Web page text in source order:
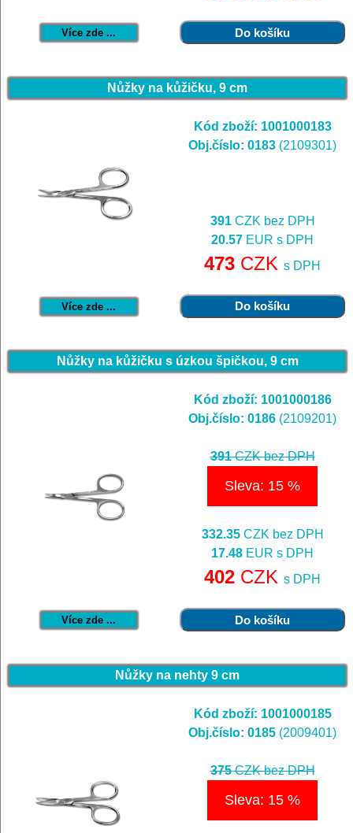
Více zde ...
Nůžky na kůžičku, 9 cm
Kód zboží: 1001000183
Obj.číslo: 0183 (2109301)
391CZK bez DPH
20.57 EUR s DPH
473 CZK s DPH
Více zde ...
Nůžky na kůžičku s úzkou špičkou, 9 cm
Kód zboží: 1001000186
Obj.číslo: 0186 (2109201)
391CZK bez DPH
Sleva: 15 %
332.35CZK bez DPH
17.48 EUR s DPH
402 CZK s DPH
Více zde ...
Nůžky na nehty 9 cm
Kód zboží: 1001000185
Obj.číslo: 0185 (2009401)
375CZK bez DPH
Sleva: 15 %